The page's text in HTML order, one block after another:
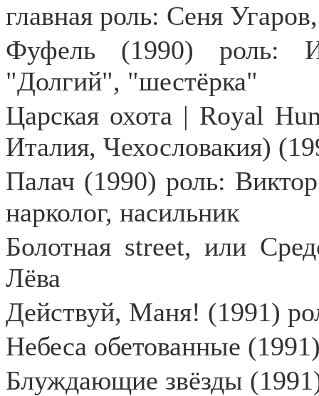
главная роль: Сеня
Фуфель (1990) роль:
"Долгий", "шестёрка"
Царская охота | Royal
Италия, Чехословакия)
Палач (1990) роль:
нарколог, насильник
Болотная street, или
Лёва
Действуй, Маня! (1991)
Небеса обетованные
Блуждающие звёзды